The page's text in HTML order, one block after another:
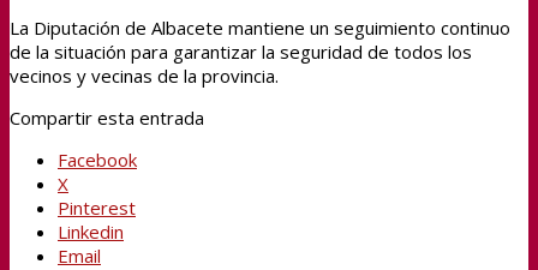
La Diputación de Albacete mantiene un seguimiento continuo
de la situación para garantizar la seguridad de todos los
vecinos y vecinas de la provincia.
Compartir esta entrada
Facebook
X
Pinterest
Linkedin
Email